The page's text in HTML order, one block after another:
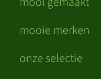
mooie merken
onze selectie